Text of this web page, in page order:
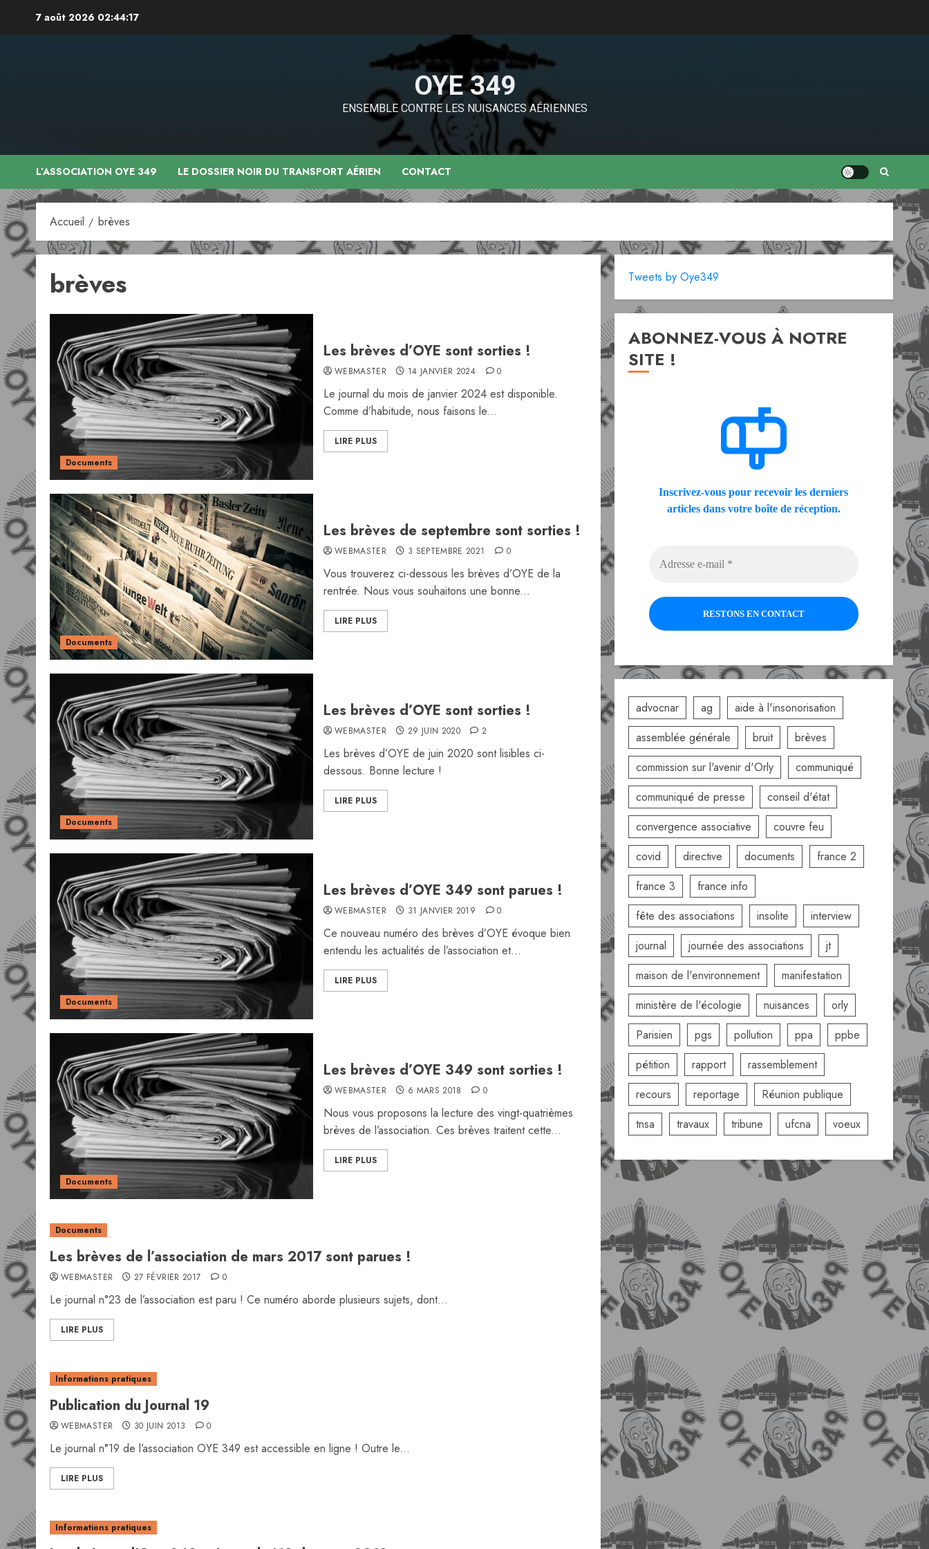
7 août 2026 02:44:18
OYE 349
ENSEMBLE CONTRE LES NUISANCES AÉRIENNES
L’ASSOCIATION OYE 349 LE DOSSIER NOIR DU TRANSPORT AÉRIEN CONTACT
Accueil brèves
brèves
Documents
Les brèves d’OYE sont sorties !
WEBMASTER 14 JANVIER 2024 0
Le journal du mois de janvier 2024 est disponible.
Comme d’habitude, nous faisons le...
LIRE PLUS
Documents
Les brèves de septembre sont sorties !
WEBMASTER 3 SEPTEMBRE 2021 0
Vous trouverez ci-dessous les brèves d’OYE de la
rentrée. Nous vous souhaitons une bonne...
LIRE PLUS
Documents
Les brèves d’OYE sont sorties !
WEBMASTER 29 JUIN 2020 2
Les brèves d’OYE de juin 2020 sont lisibles ci-
dessous. Bonne lecture !
LIRE PLUS
Documents
Les brèves d’OYE 349 sont parues !
WEBMASTER 31 JANVIER 2019 0
Ce nouveau numéro des brèves d’OYE évoque bien
entendu les actualités de l’association et...
LIRE PLUS
Documents
Les brèves d’OYE 349 sont sorties !
WEBMASTER 6 MARS 2018 0
Nous vous proposons la lecture des vingt-quatrièmes
brèves de l’association. Ces brèves traitent cette...
LIRE PLUS
Documents
Les brèves de l’association de mars 2017 sont parues !
WEBMASTER 27 FÉVRIER 2017 0
Le journal n°23 de l’association est paru ! Ce numéro aborde plusieurs sujets, dont...
LIRE PLUS
Informations pratiques
Publication du Journal 19
WEBMASTER 30 JUIN 2013 0
Le journal n°19 de l’association OYE 349 est accessible en ligne ! Outre le...
LIRE PLUS
Informations pratiques
Tweets by Oye349
ABONNEZ-VOUS À NOTRE
SITE !
Inscrivez-vous pour recevoir les derniers
articles dans votre boîte de réception.
advocnar ag
aide à l'insonorisation
assemblée générale
bruit
brèves
commission sur l'avenir d'Orly
communiqué
communiqué de presse
conseil d'état
convergence associative
couvre feu
covid
directive documents
france 2
france 3
france info
fête des associations
insolite
interview
journal
journée des associations
jt
maison de l'environnement
manifestation
ministère de l'écologie
nuisances
orly
Parisien
pgs pollution ppa
ppbe
pétition
rapport
rassemblement
recours
reportage
Réunion publique
tnsa
travaux tribune ufcna voeux